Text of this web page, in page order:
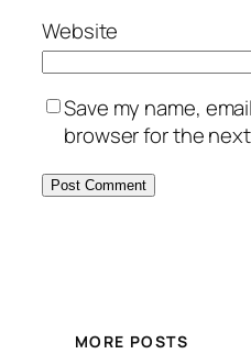
Website
Save my name,
browser for the
MORE POSTS